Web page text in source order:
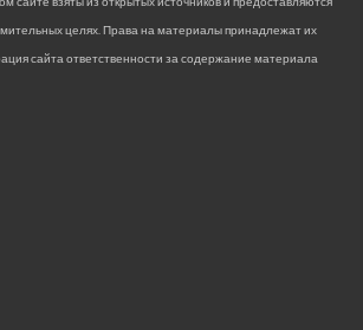
целях. Права на материалы принадлежат их
сайта ответственности за содержание материала